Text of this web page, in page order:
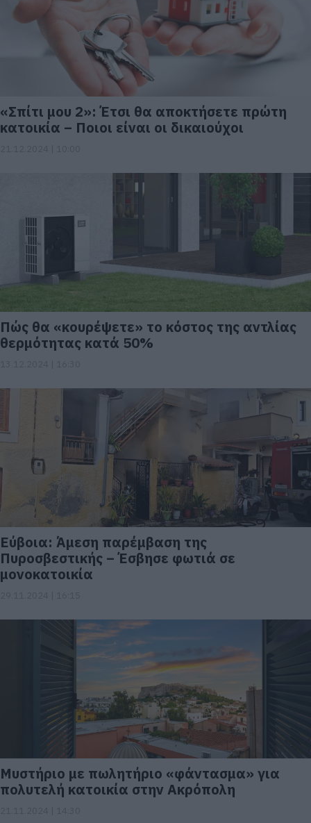
«Σπίτι μου 2»: Έτσι θα αποκτήσετε πρώτη
κατοικία – Ποιοι είναι οι δικαιούχοι
Πώς θα «κουρέψετε» το κόστος της αντλίας
θερμότητας κατά 50%
Εύβοια: Άμεση παρέμβαση της
Πυροσβεστικής – Έσβησε φωτιά σε
μονοκατοικία
Μυστήριο με πωλητήριο «φάντασμα» για
πολυτελή κατοικία στην Ακρόπολη